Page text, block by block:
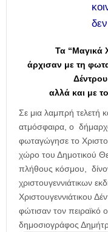
Τα “Μαγικά
άρχισαν με τη
αλλά και με
Σε μια λαμπρή τελετή
ατμόσφαιρα, ο
φωταγώγησε το
χώρο του Δημοτικού
πλήθους κόσμου,
χριστουγεννιάτικων
Χριστουγεννιάτικου
φώτισαν τον
δημοσιογράφος